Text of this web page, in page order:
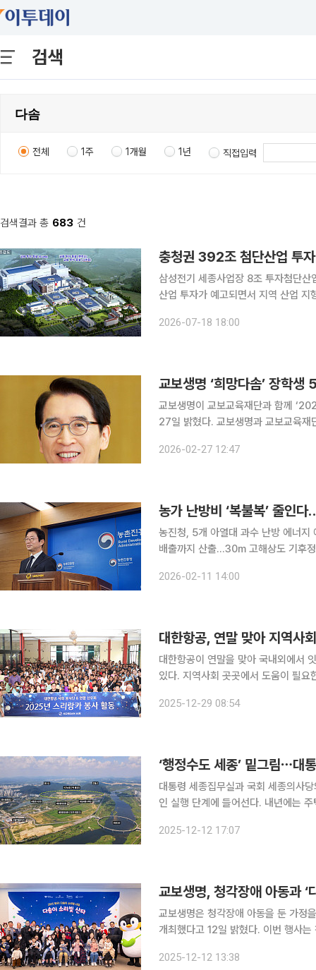
검색
전체 1주 1개월 1년 직접입력
검색결과 총 683 건
충청권 392조 첨단산업 투
삼성전기 세종사업장 8조 투자첨단산업 유입에 주택
산업 투자가 예고되면서 지역 산업
2026-07-18 18:00
교보생명 ‘희망다솜’ 장학
교보생명이 교보교육재단과 함께
27일 밝혔다. 교보생명과 교보교육재단은 2003년부터 보육원 퇴소 청년과 저소득층 대학생을 대
장학금과 커뮤니티 활동을 지원하며
2026-02-27 12:47
농진청, 5개 아열대 과수 난방 에너지
배출까지 산출…30m 고해상도 기후정보 적용 기후변화로 아열대 과수 재배지
인할 수 있는 서비스가 개발됐다. 난방
2026-02-11 14:00
대한항공, 연말 맞아 지역사
대한항공이 연말을 맞아 국내외에서
있다. 지역사회 곳곳에서 도움이 필요
위치한 등촌1종합사회복지관 경로당
2025-12-29 08:54
‘행정수도 세종’ 밑그림⋯대
대통령 세종집무실과 국회 세종의사
인 실행 단계에 들어선다. 내년에는
2025-12-12 17:07
교보생명, 청각장애 아동과
교보생명은 청각장애 아동을 둔 가정
개최했다고 12일 밝혔다. 이번 행사는 청각장애에 대한 사회적 인식 개선과 교보생명의 ‘와우 다솜
2019년부터 와우 다솜이 소리빛 사
2025-12-12 13:38